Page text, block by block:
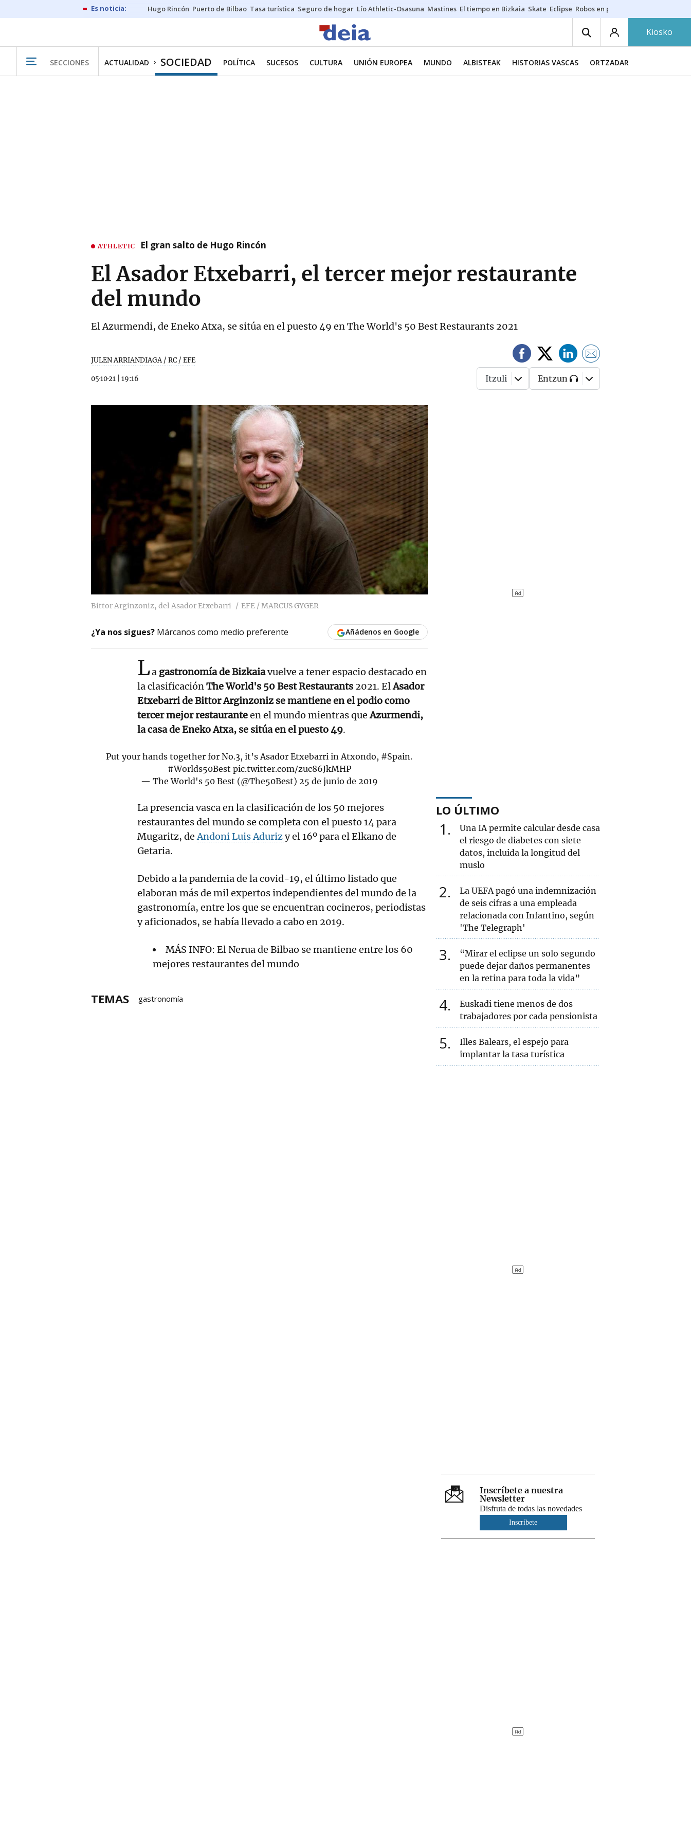
Hugo Rincón Puerto de Bilbao Tasa turística Seguro de hogar Lío Athletic-Osasuna Mastines El tiempo en Bizkaia Skate Eclipse Robos en playas
Kiosko
SECCIONES ACTUALIDAD SOCIEDAD POLÍTICA SUCESOS CULTURA UNIÓN EUROPEA MUNDO ALBISTEAK HISTORIAS VASCAS ORTZADAR
ATHLETIC El gran salto de Hugo Rincón
El Asador Etxebarri, el tercer mejor restaurante
del mundo
El Azurmendi, de Eneko Atxa, se sitúa en el puesto 49 en The World's 50 Best Restaurants 2021
JULEN ARRIANDIAGA / RC / EFE
05·10·21 19:16 Itzuli Entzun
Bittor Arginzoniz, del Asador Etxebarri EFE / MARCUS GYGER
¿Ya nos sigues? Márcanos como medio preferente Añádenos en Google
La gastronomía de Bizkaiavuelve a tener espacio destacado en
la clasificaciónThe World's 50 Best Restaurants 2021. ElAsador
Etxebarri de Bittor Arginzoniz se mantiene en el podio como
tercer mejor restauranteen el mundo mientras queAzurmendi,
la casa de Eneko Atxa, se sitúa en el puesto 49.
Put your hands together for No.3, it’s Asador Etxebarri in Atxondo, #Spain.
#Worlds50Best pic.twitter.com/zuc86JkMHP
— The World's 50 Best (@The50Best) 25 de junio de 2019
La presencia vasca en la clasificación de los 50 mejores
restaurantes del mundo se completa con el puesto 14 para
Mugaritz, deAndoni Luis Adurizy el 16º para el Elkano de
Getaria.
Debido a la pandemia de la covid-19, el último listado que
elaboran más de mil expertos independientes del mundo de la
gastronomía, entre los que se encuentran cocineros, periodistas
y aficionados, se había llevado a cabo en 2019.
MÁS INFO: El Nerua de Bilbao se mantiene entre los 60
mejores restaurantes del mundo
TEMAS gastronomía
LO ÚLTIMO
1
Una IA permite calcular desde casa
el riesgo de diabetes con siete
datos, incluida la longitud del
muslo
2
La UEFA pagó una indemnización
de seis cifras a una empleada
relacionada con Infantino, según
'The Telegraph'
3
“Mirar el eclipse un solo segundo
puede dejar daños permanentes
en la retina para toda la vida”
4
Euskadi tiene menos de dos
trabajadores por cada pensionista
5
Illes Balears, el espejo para
implantar la tasa turística
Inscríbete a nuestra
Newsletter
Disfruta de todas las novedades
Inscríbete